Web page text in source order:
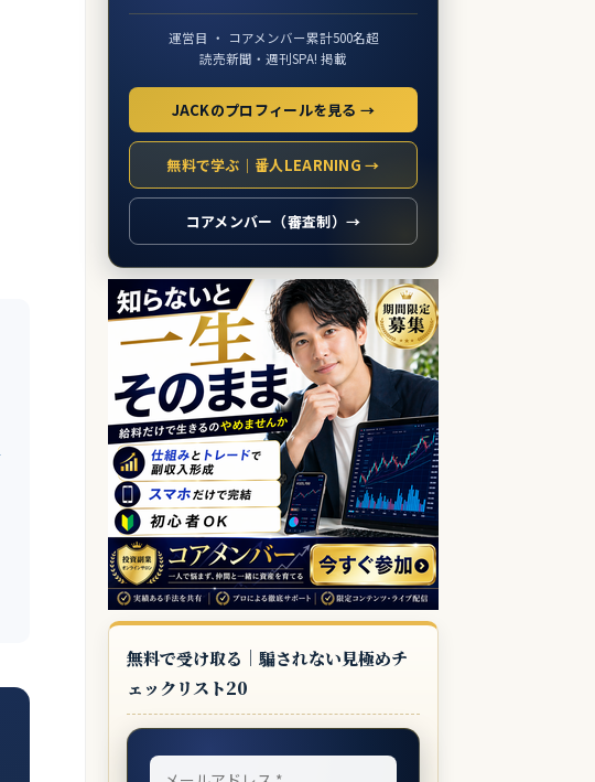
運営目 ・ コアメンバー累計500名超
読売新聞・週刊SPA! 掲載
JACKのプロフィールを見る →
無料で学ぶ｜番人LEARNING →
コアメンバー（審査制）→
無料で受け取る｜騙されない見極めチ
ェックリスト20